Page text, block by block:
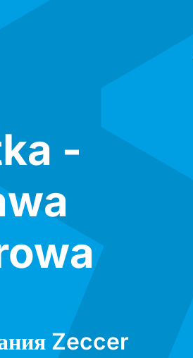
-
Zeccer